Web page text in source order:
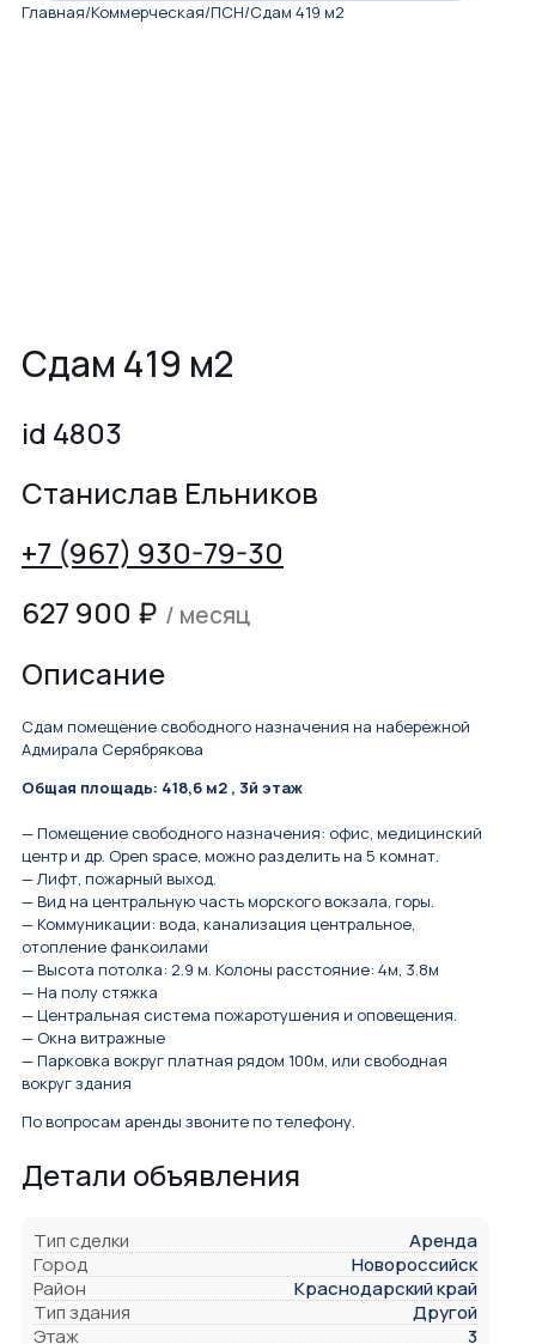
Главная/Коммерческая/ПСН/Сдам 419 м2
Сдам 419 м2
id 4803
Станислав Ельников
+7 (967) 930-79-30
627 900 ₽ / месяц
Описание
Сдам помещение свободного назначения на набережной
Адмирала Серябрякова
Общая площадь: 418,6 м2 , 3й этаж
— Помещение свободного назначения: офис, медицинский
центр и др. Open space, можно разделить на 5 комнат.
— Лифт, пожарный выход.
— Вид на центральную часть морского вокзала, горы.
— Коммуникации: вода, канализация центральное,
отопление фанкоилами
— Высота потолка: 2.9 м. Колоны расстояние: 4м, 3.8м
— На полу стяжка
— Центральная система пожаротушения и оповещения.
— Окна витражные
— Парковка вокруг платная рядом 100м, или свободная
вокруг здания
По вопросам аренды звоните по телефону.
Детали объявления
Тип сделки
Аренда
Город
Новороссийск
Район
Краснодарский край
Тип здания
Другой
Этаж
3